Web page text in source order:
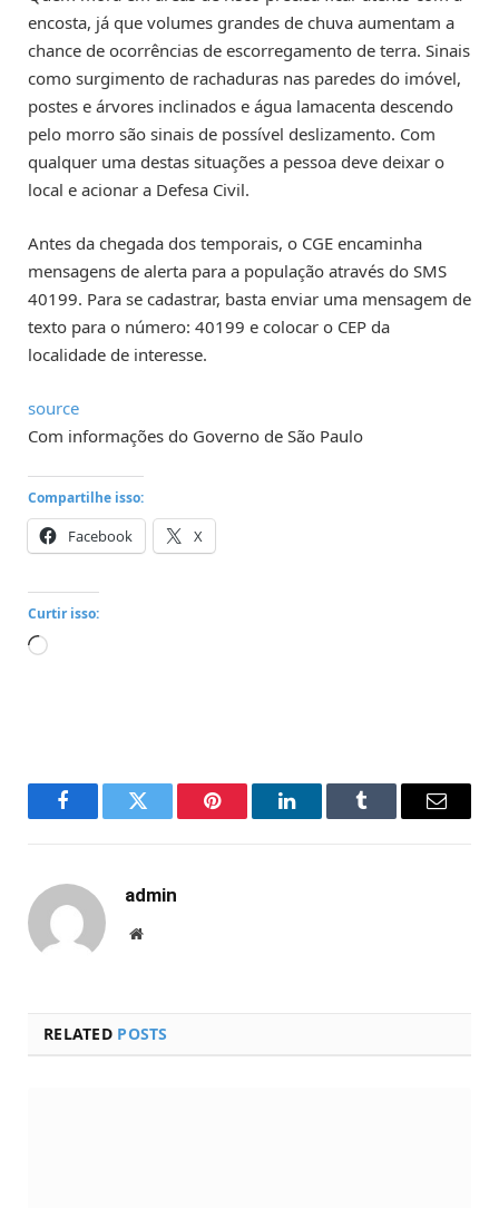
encosta, já que volumes grandes de chuva aumentam a
chance de ocorrências de escorregamento de terra. Sinais
como surgimento de rachaduras nas paredes do imóvel,
postes e árvores inclinados e água lamacenta descendo
pelo morro são sinais de possível deslizamento. Com
qualquer uma destas situações a pessoa deve deixar o
local e acionar a Defesa Civil.
Antes da chegada dos temporais, o CGE encaminha
mensagens de alerta para a população através do SMS
40199. Para se cadastrar, basta enviar uma mensagem de
texto para o número: 40199 e colocar o CEP da
localidade de interesse.
source
Com informações do Governo de São Paulo
Compartilhe isso:
Facebook X
Curtir isso:
Carregando...
FacebookTwitter Pinterest LinkedInTumblr Email
admin
Website
RELATED POSTS